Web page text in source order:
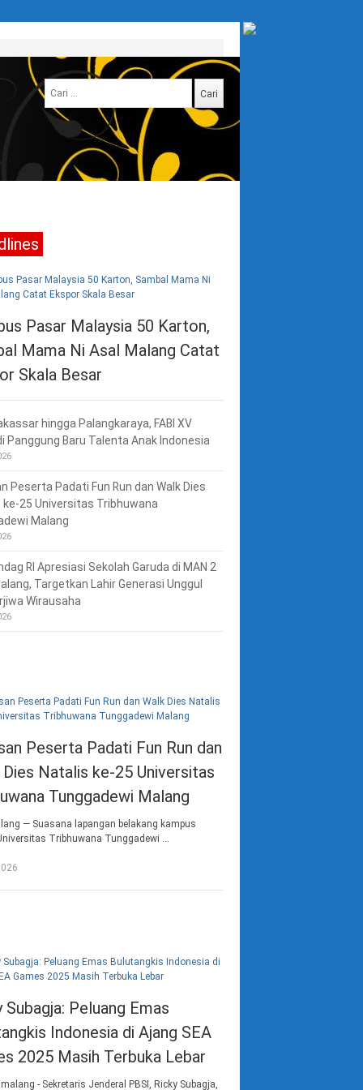
Cari
untuk:
Peserta Padati Fun Run dan Walk Dies Natalis
Tunggadewi Malang
— Suasana lapangan belakang kampus utama Universitas Tribhuwana
sejak pagi hari. Ratusan …
Pasar Malaysia 50 Karton,
Mama Ni Asal Malang Catat
Skala Besar
hingga Palangkaraya, FABI XV
Panggung Baru Talenta Anak Indonesia
Peserta Padati Fun Run dan Walk Dies
ke-25 Universitas Tribhuwana
Malang
RI Apresiasi Sekolah Garuda di MAN 2
Targetkan Lahir Generasi Unggul
Wirausaha
Peserta Padati Fun Run dan
Natalis ke-25 Universitas
Tunggadewi Malang
— Suasana lapangan belakang kampus
Tribhuwana Tunggadewi …
Subagja: Peluang Emas
Indonesia di Ajang SEA
2025 Masih Terbuka Lebar
- Sekretaris Jenderal PBSI, Ricky Subagja,